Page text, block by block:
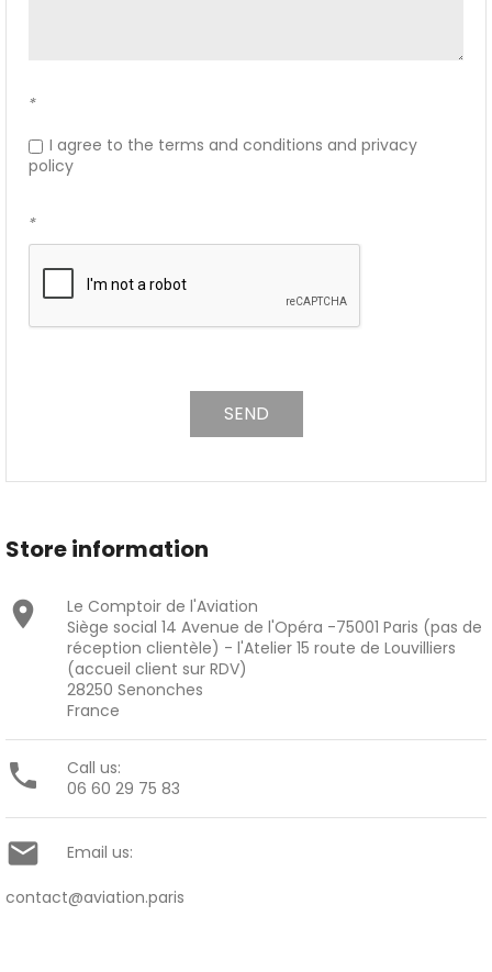
*
I agree to the terms and conditions and privacy
policy
*
SEND
Store information

Le Comptoir de l'Aviation
Siège social 14 Avenue de l'Opéra -75001 Paris (pas de
réception clientèle) - l'Atelier 15 route de Louvilliers
(accueil client sur RDV)
28250 Senonches
France

Call us:
06 60 29 75 83
 Email us:
contact@aviation.paris